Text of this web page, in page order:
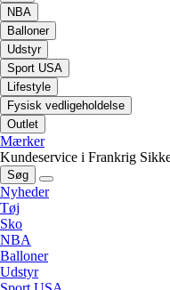
NBA
Balloner
Udstyr
Sport USA
Lifestyle
Fysisk vedligeholdelse
Outlet
Mærker
Kundeservice i Frankrig
Søg
Nyheder
Tøj
Sko
NBA
Balloner
Udstyr